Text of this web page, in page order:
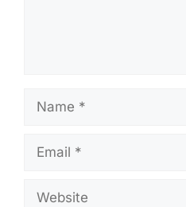
Name
Email
Website